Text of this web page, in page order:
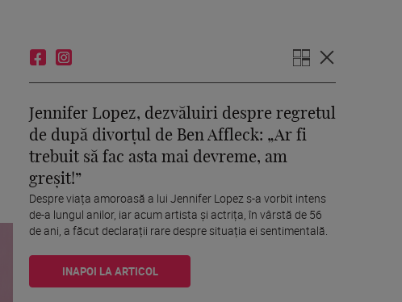
Jennifer Lopez, dezvăluiri despre regretul
de după divorțul de Ben Affleck: „Ar fi
trebuit să fac asta mai devreme, am
greșit!”
Despre viața amoroasă a lui Jennifer Lopez s-a vorbit intens
de-a lungul anilor, iar acum artista și actrița, în vârstă de 56
de ani, a făcut declarații rare despre situația ei sentimentală.